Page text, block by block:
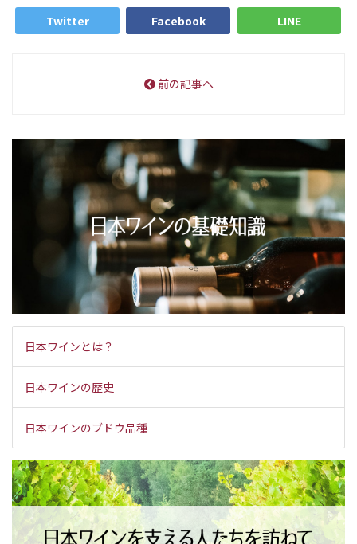
Twitter Facebook LINE
前の記事へ
日本ワインとは？
日本ワインの歴史
日本ワインのブドウ品種